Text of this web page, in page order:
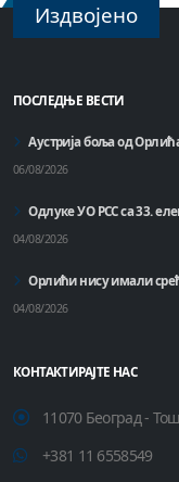
Издвојено
ПОСЛЕДЊЕ ВЕСТИ
Аустрија боља од
06/08/2026
Одлуке УО РСС са 33.
04/08/2026
Орлићи нису имали
04/08/2026
КОНТАКТИРАЈТЕ НАС
11070 Београд -
+381 11 6558549